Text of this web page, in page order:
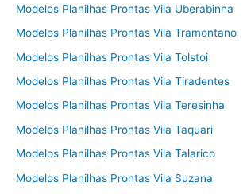
Modelos Planilhas Prontas Vila Uberabinha
Modelos Planilhas Prontas Vila Tramontano
Modelos Planilhas Prontas Vila Tolstoi
Modelos Planilhas Prontas Vila Tiradentes
Modelos Planilhas Prontas Vila Teresinha
Modelos Planilhas Prontas Vila Taquari
Modelos Planilhas Prontas Vila Talarico
Modelos Planilhas Prontas Vila Suzana